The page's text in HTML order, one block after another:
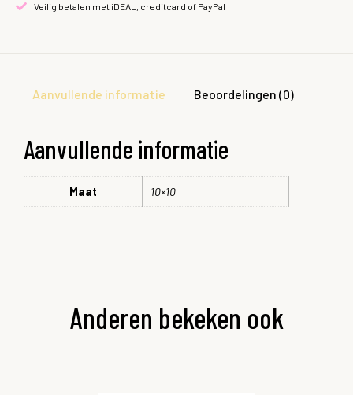
Veilig betalen met iDEAL, creditcard of PayPal
Aanvullende informatie Beoordelingen (0)
Aanvullende informatie
Maat 10×10
Anderen bekeken ook